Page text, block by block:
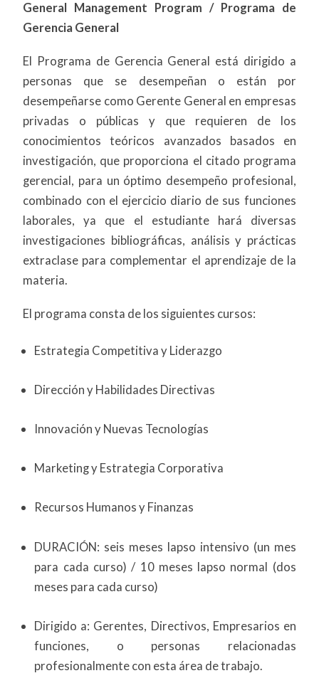
General Management Program / Programa de
Gerencia General
El Programa de Gerencia General está dirigido a
personas que se desempeñan o están por
desempeñarse como Gerente General en empresas
privadas o públicas y que requieren de los
conocimientos teóricos avanzados basados en
investigación, que proporciona el citado programa
gerencial, para un óptimo desempeño profesional,
combinado con el ejercicio diario de sus funciones
laborales, ya que el estudiante hará diversas
investigaciones bibliográficas, análisis y prácticas
extraclase para complementar el aprendizaje de la
materia.
El programa consta de los siguientes cursos:
Estrategia Competitiva y Liderazgo
Dirección y Habilidades Directivas
Innovación y Nuevas Tecnologías
Marketing y Estrategia Corporativa
Recursos Humanos y Finanzas
DURACIÓN: seis meses lapso intensivo (un mes
para cada curso) / 10 meses lapso normal (dos
meses para cada curso)
Dirigido a: Gerentes, Directivos, Empresarios en
funciones, o personas relacionadas
profesionalmente con esta área de trabajo.